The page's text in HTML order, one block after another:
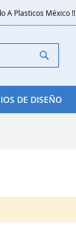
A Plasticos México !!
DE DISEÑO